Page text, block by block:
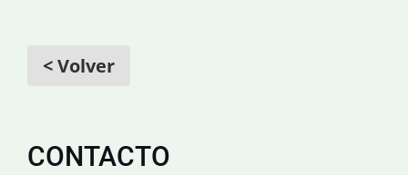
< Volver
CONTACTO